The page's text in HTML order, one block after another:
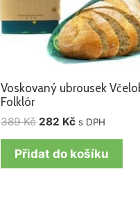
Voskovaný ubrousek
Folklór
389Kč 282 Kč s DPH
Přidat do košíku